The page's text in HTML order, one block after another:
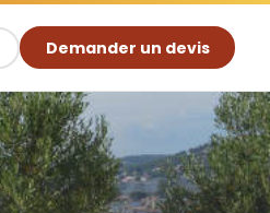
Demander un devis